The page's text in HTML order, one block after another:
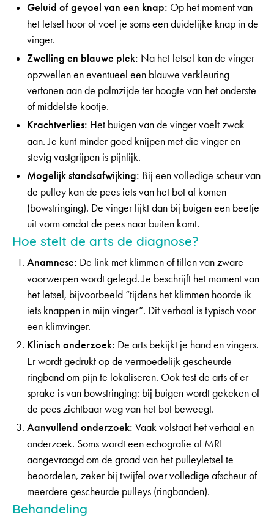
Geluid of gevoel van een knap: Op het moment van
het letsel hoor of voel je soms een duidelijke knap in de
vinger.
Zwelling en blauwe plek: Na het letsel kan de vinger
opzwellen en eventueel een blauwe verkleuring
vertonen aan de palmzijde ter hoogte van het onderste
of middelste kootje.
Krachtverlies: Het buigen van de vinger voelt zwak
aan. Je kunt minder goed knijpen met die vinger en
stevig vastgrijpen is pijnlijk.
Mogelijk standsafwijking: Bij een volledige scheur van
de pulley kan de pees iets van het bot af komen
(bowstringing). De vinger lijkt dan bij buigen een beetje
uit vorm omdat de pees naar buiten komt.
Hoe stelt de arts de diagnose?
Anamnese: De link met klimmen of tillen van zware
voorwerpen wordt gelegd. Je beschrijft het moment van
het letsel, bijvoorbeeld “tijdens het klimmen hoorde ik
iets knappen in mijn vinger”. Dit verhaal is typisch voor
een klimvinger.
Klinisch onderzoek: De arts bekijkt je hand en vingers.
Er wordt gedrukt op de vermoedelijk gescheurde
ringband om pijn te lokaliseren. Ook test de arts of er
sprake is van bowstringing: bij buigen wordt gekeken of
de pees zichtbaar weg van het bot beweegt.
Aanvullend onderzoek: Vaak volstaat het verhaal en
onderzoek. Soms wordt een echografie of MRI
aangevraagd om de graad van het pulleyletsel te
beoordelen, zeker bij twijfel over volledige afscheur of
meerdere gescheurde pulleys (ringbanden).
Behandeling